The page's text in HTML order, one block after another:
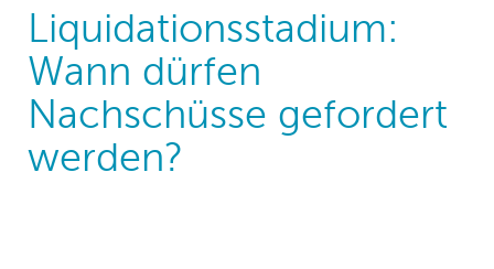
Liquidationsstadium:
Wann dürfen
Nachschüsse gefordert
werden?